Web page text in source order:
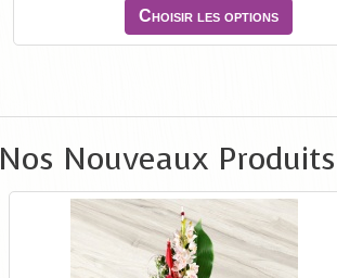
Choisir les options
Nos Nouveaux Produits